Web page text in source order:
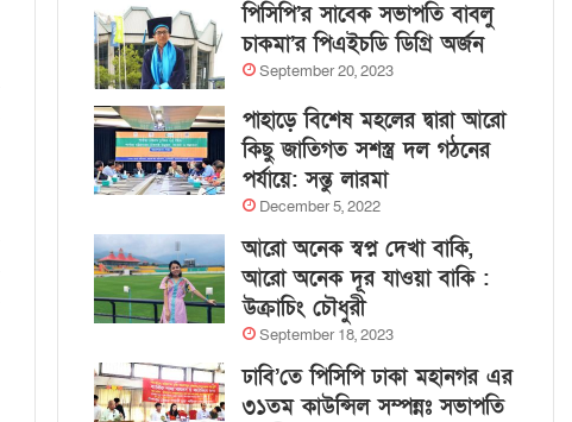
পিসিপি’র সাবেক সভাপতি বাবলু
চাকমা’র পিএইচডি ডিগ্রি অর্জন
September 20, 2023
পাহাড়ে বিশেষ মহলের দ্বারা আরো
কিছু জাতিগত সশস্ত্র দল গঠনের
পর্যায়ে: সন্তু লারমা
December 5, 2022
আরো অনেক স্বপ্ন দেখা বাকি,
আরো অনেক দূর যাওয়া বাকি :
উক্রাচিং চৌধুরী
September 18, 2023
ঢাবি’তে পিসিপি ঢাকা মহানগর এর
৩১তম কাউন্সিল সম্পন্নঃ সভাপতি